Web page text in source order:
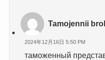
Tamojennii
2024年12月16日 5:50 PM
таможенный